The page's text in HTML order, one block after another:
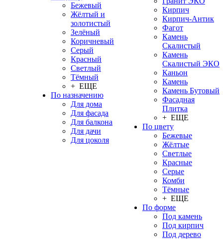
Бежевый
Жёлтый и
золотистый
Зелёный
Коричневый
Серый
Красный
Светлый
Тёмный
+ ЕЩЕ
По назначению
Для дома
Для фасада
Для балкона
Для дачи
Для цоколя
Кирпич
Кирпич-Антик
Фагот
Камень
Скалистый
Камень
Скалистый ЭКО
Каньон
Камень
Камень Бутовый
Фасадная
Плитка
+ ЕЩЕ
По цвету
Бежевые
Жёлтые
Светлые
Красные
Серые
Комби
Тёмные
+ ЕЩЕ
По форме
Под камень
Под кирпич
Под дерево